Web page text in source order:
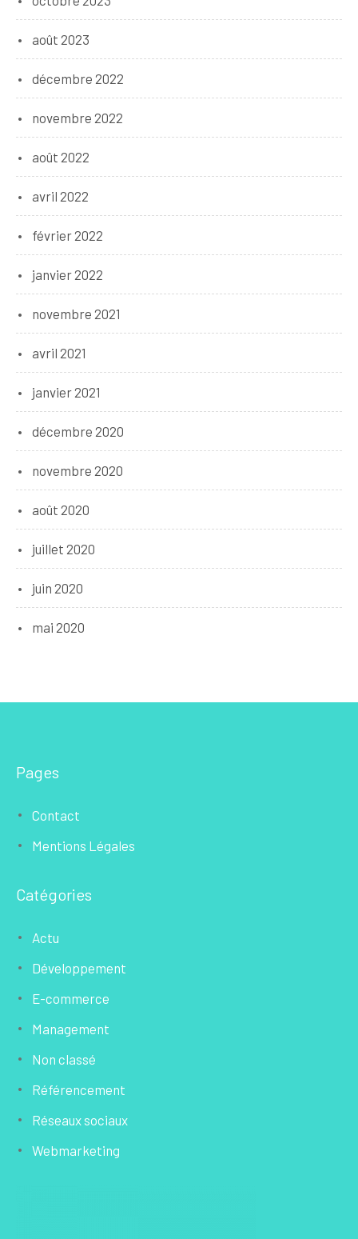
août 2023
décembre 2022
novembre 2022
août 2022
avril 2022
février 2022
janvier 2022
novembre 2021
avril 2021
janvier 2021
décembre 2020
novembre 2020
août 2020
juillet 2020
juin 2020
mai 2020
Pages
Contact
Mentions Légales
Catégories
Actu
Développement
E-commerce
Management
Non classé
Référencement
Réseaux sociaux
Webmarketing